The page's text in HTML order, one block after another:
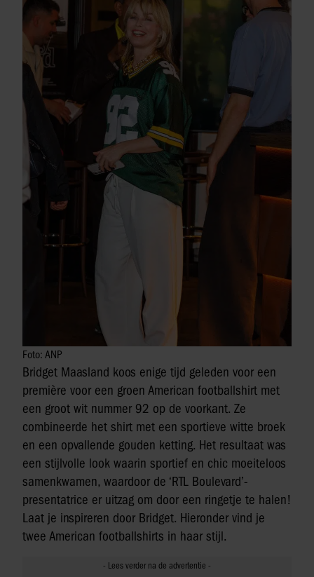
Foto: ANP
Bridget Maasland koos enige tijd geleden voor een
première voor een groen American footballshirt met
een groot wit nummer 92 op de voorkant. Ze
combineerde het shirt met een sportieve witte broek
en een opvallende gouden ketting. Het resultaat was
een stijlvolle look waarin sportief en chic moeiteloos
samenkwamen, waardoor de ‘RTL Boulevard’-
presentatrice er uitzag om door een ringetje te halen!
Laat je inspireren door Bridget. Hieronder vind je
twee American footballshirts in haar stijl.